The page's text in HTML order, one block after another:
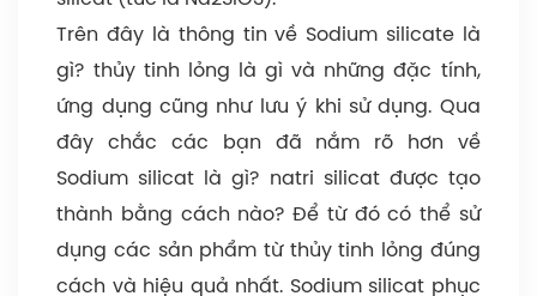
Trên đây là thông tin về Sodium silicate là
gì? thủy tinh lỏng là gì và những đặc tính,
ứng dụng cũng như lưu ý khi sử dụng. Qua
đây chắc các bạn đã nắm rõ hơn về
Sodium silicat là gì? natri silicat được tạo
thành bằng cách nào? Để từ đó có thể sử
dụng các sản phẩm từ thủy tinh lỏng đúng
cách và hiệu quả nhất. Sodium silicat phục